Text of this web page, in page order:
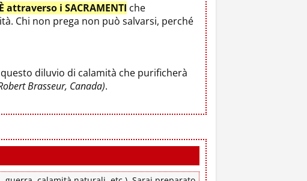
È attraverso i SACRAMENTI che
Chi non prega non può salvarsi, perché
diluvio di calamità che purificherà
Brasseur, Canada).